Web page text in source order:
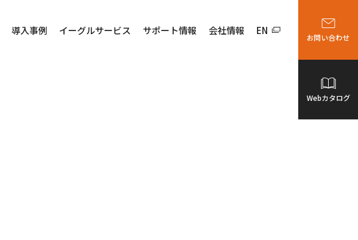
導入事例 イーグルサービス サポート情報 会社情報 EN
お問い合わせ
Webカタログ